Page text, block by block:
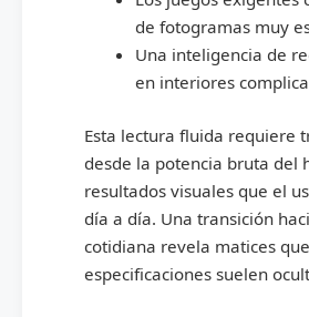
de fotogramas muy
Una inteligencia de
en interiores
Esta lectura fluida requiere
desde la potencia bruta del
resultados visuales que el
día a día. Una transición
cotidiana revela matices
especificaciones suelen